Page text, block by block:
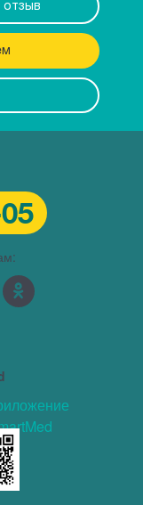
отзыв